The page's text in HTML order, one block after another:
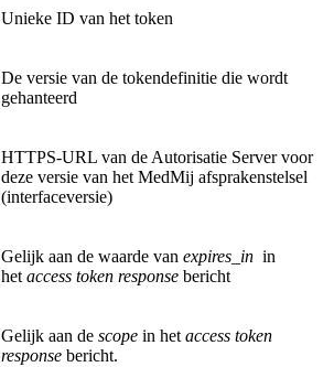
Unieke ID van het token
De versie van de tokendefinitie die wordt
gehanteerd
HTTPS-URL van de Autorisatie Server voor
deze versie van het MedMij afsprakenstelsel
(interfaceversie)
Gelijk aan de waarde van expires_in in
het access token response bericht
Gelijk aan de scope in het access token
response bericht.